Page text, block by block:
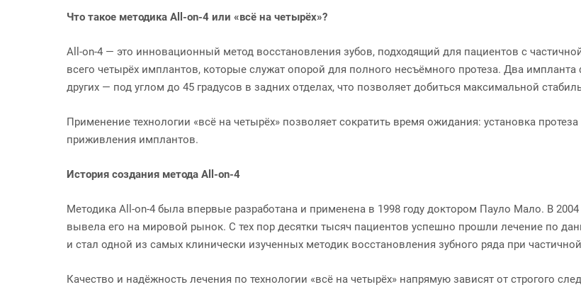
Что такое методика All-on-4 или «всё на четырёх»?
All-on-4 — это инновационный метод восстановления зубов, подходящий для пациентов с
всего четырёх имплантов, которые служат опорой для полного несъёмного протеза. Два
других — под углом до 45 градусов в задних отделах, что позволяет добиться максимальной
Применение технологии «всё на четырёх» позволяет сократить время ожидания: установка
приживления имплантов.
История создания метода All-on-4
Методика All-on-4 была впервые разработана и применена в 1998 году доктором Пауло Мало. В
вывела его на мировой рынок. С тех пор десятки тысяч пациентов успешно прошли лечение по
и стал одной из самых клинически изученных методик восстановления зубного ряда при
Качество и надёжность лечения по технологии «всё на четырёх» напрямую зависят от строгого